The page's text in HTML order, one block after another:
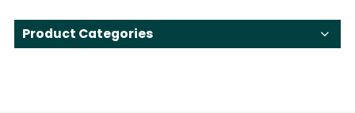
Product Categories